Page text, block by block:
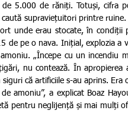
5.000 de răniți. Totuși, cifra
caută supraviețuitori printre
unde erau stocate, în condiții
de pe o nava. Inițial, explozia a
„Începe cu un incendiu
nu contează. În apropierea
că artificiile s-au aprins.
amoniu”, a explicat Boaz
pentru neglijență și mai mulți